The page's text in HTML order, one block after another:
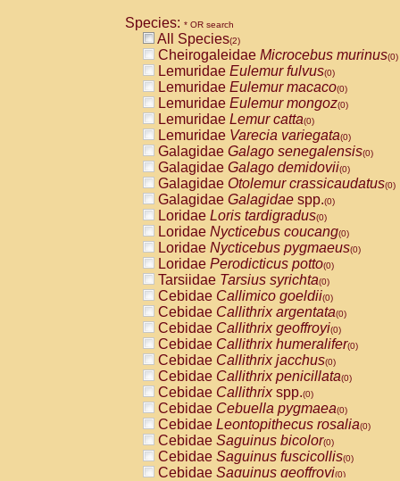
Species: * OR search
All Species(2)
Cheirogaleidae Microcebus murinus(0)
Lemuridae Eulemur fulvus(0)
Lemuridae Eulemur macaco(0)
Lemuridae Eulemur mongoz(0)
Lemuridae Lemur catta(0)
Lemuridae Varecia variegata(0)
Galagidae Galago senegalensis(0)
Galagidae Galago demidovii(0)
Galagidae Otolemur crassicaudatus(0)
Galagidae Galagidae spp.(0)
Loridae Loris tardigradus(0)
Loridae Nycticebus coucang(0)
Loridae Nycticebus pygmaeus(0)
Loridae Perodicticus potto(0)
Tarsiidae Tarsius syrichta(0)
Cebidae Callimico goeldii(0)
Cebidae Callithrix argentata(0)
Cebidae Callithrix geoffroyi(0)
Cebidae Callithrix humeralifer(0)
Cebidae Callithrix jacchus(0)
Cebidae Callithrix penicillata(0)
Cebidae Callithrixspp.(0)
Cebidae Cebuella pygmaea(0)
Cebidae Leontopithecus rosalia(0)
Cebidae Saguinus bicolor(0)
Cebidae Saguinus fuscicollis(0)
Cebidae Saguinus geoffroyi(0)